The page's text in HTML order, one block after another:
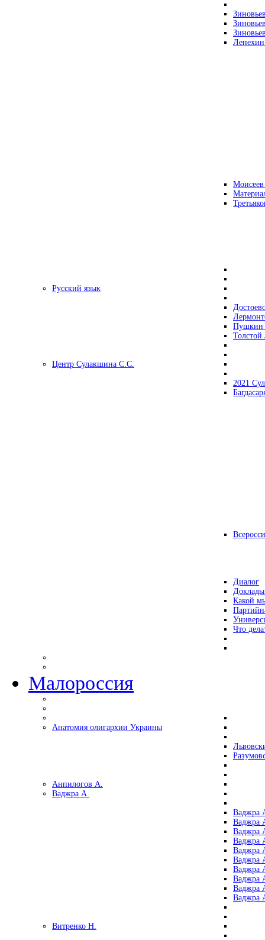
Русский язык
Центр Сулакшина С.С.
2021
Диалог
Какой
Что
Малороссия
Анатомия олигархии Украины
Анпилогов А.
Ваджра А.
Ваджра
Ваджра
Ваджра
Ваджра
Ваджра
Ваджра
Ваджра
Ваджра
Ваджра
Ваджра
Витренко Н.